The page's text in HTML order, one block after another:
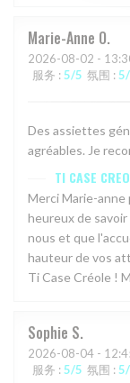
Marie-Anne O
2026-08-02 -
服务 : 5/5 氛围 : 5
Des assiettes
agréables. Je
TI CASE
Merci Marie-anne
heureux de
nous et que
hauteur de vos
Ti Case Créole !
Sophie S
2026-08-04 -
服务 : 5/5 氛围 : 5